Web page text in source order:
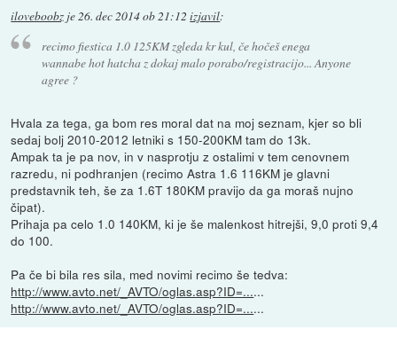
iloveboobz je26. dec 2014 ob 21:12 izjavil:
recimo fiestica 1.0 125KM zgleda kr kul, če hočeš enega
wannabe hot hatcha z dokaj malo porabo/registracijo... Anyone
agree ?
Hvala za tega, ga bom res moral dat na moj seznam, kjer so bli
sedaj bolj 2010-2012 letniki s 150-200KM tam do 13k.
Ampak ta je pa nov, in v nasprotju z ostalimi v tem cenovnem
razredu, ni podhranjen (recimo Astra 1.6 116KM je glavni
predstavnik teh, še za 1.6T 180KM pravijo da ga moraš nujno
čipat).
Prihaja pa celo 1.0 140KM, ki je še malenkost hitrejši, 9,0 proti 9,4
do 100.
Pa če bi bila res sila, med novimi recimo še tedva:
http://www.avto.net/_AVTO/oglas.asp?ID=......
http://www.avto.net/_AVTO/oglas.asp?ID=......